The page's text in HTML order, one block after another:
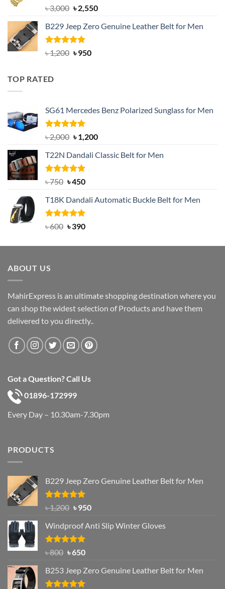
Rated5.00
out of 5
৳3,000 Original
was:
৳ 3,000.
৳2,550Current
is:
B229 Jeep Zero Genuine Leather Belt for Men
Rated4.92
out of 5
৳1,200 Original
৳950Current
TOP RATED
SG61 Mercedes Benz Polarized Sunglass for Men
Rated5.00
out of 5
৳2,000 Original
was:
৳ 2,000.
৳1,200Current
is:
T22N Dandali Classic Belt for Men
Rated5.00
৳750 Original
was:
৳ 750.
৳450Current
is:
৳ 450.
T18K Dandali Automatic Buckle Belt for Men
Rated5.00
৳600 Original
was:
৳390Current
is:
ABOUT US
MahirExpress is an ultimate shopping destination where you
can shop the widest selection of Products and have them
delivered to you directly..
Got a Question? Call Us
01896-172999
Every Day – 10.30am-7.30pm
PRODUCTS
B229 Jeep Zero Genuine Leather Belt for Men
Rated4.92
out of 5
৳1,200 Original
was:
৳ 1,200.
৳950Current
is:
Windproof Anti Slip Winter Gloves
Rated4.97
৳800 Original
was:
৳ 800.
৳650Current
is:
৳ 650.
B253 Jeep Zero Genuine Leather Belt for Men